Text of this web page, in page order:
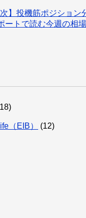
】投機筋ポジション
ートで読む今週の相
（EIB） (12)